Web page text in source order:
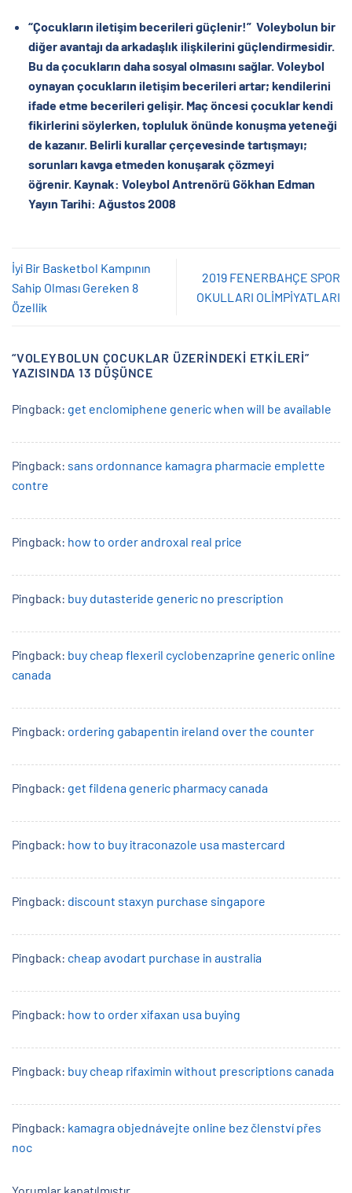
“Çocukların iletişim becerileri güçlenir!” Voleybolun bir
diğer avantajı da arkadaşlık ilişkilerini güçlendirmesidir.
Bu da çocukların daha sosyal olmasını sağlar. Voleybol
oynayan çocukların iletişim becerileri artar; kendilerini
ifade etme becerileri gelişir. Maç öncesi çocuklar kendi
fikirlerini söylerken, topluluk önünde konuşma yeteneği
de kazanır. Belirli kurallar çerçevesinde tartışmayı;
sorunları kavga etmeden konuşarak çözmeyi
öğrenir. Kaynak: Voleybol Antrenörü Gökhan Edman
Yayın Tarihi: Ağustos 2008
İyi Bir Basketbol Kampının
Sahip Olması Gereken 8
Özellik
2019 FENERBAHÇE SPOR
OKULLARI OLİMPİYATLARI
“VOLEYBOLUN ÇOCUKLAR ÜZERINDEKI ETKILERI”
YAZISINDA 13 DÜŞÜNCE
Pingback: get enclomiphene generic when will be available
Pingback: sans ordonnance kamagra pharmacie emplette
contre
Pingback: how to order androxal real price
Pingback: buy dutasteride generic no prescription
Pingback: buy cheap flexeril cyclobenzaprine generic online
canada
Pingback: ordering gabapentin ireland over the counter
Pingback: get fildena generic pharmacy canada
Pingback: how to buy itraconazole usa mastercard
Pingback: discount staxyn purchase singapore
Pingback: cheap avodart purchase in australia
Pingback: how to order xifaxan usa buying
Pingback: buy cheap rifaximin without prescriptions canada
Pingback: kamagra objednávejte online bez členství přes
noc